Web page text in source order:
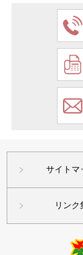
サイトマ
リンク